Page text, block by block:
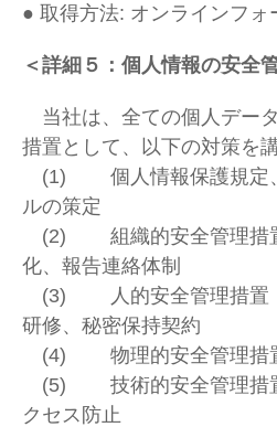
● 取得方法: オンラインフ
＜詳細５：個人情報の安全
当社は、全ての個人デー
措置として、以下の対策を
(1) 個人情報保護規定、
ルの策定
(2) 組織的安全管理措置:
化、報告連絡体制
(3) 人的安全管理措置：
研修、秘密保持契約
(4) 物理的安全管理措置
(5) 技術的安全管理措置
クセス防止